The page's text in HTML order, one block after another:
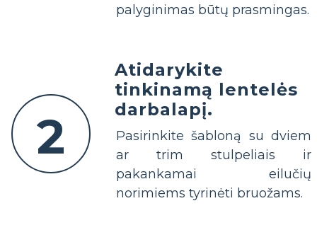
palyginimas būtų prasmingas.
2
Atidarykite
tinkinamą lentelės
darbalapį.
Pasirinkite šabloną su dviem
ar trim stulpeliais ir
pakankamai eilučių
norimiems tyrinėti bruožams.